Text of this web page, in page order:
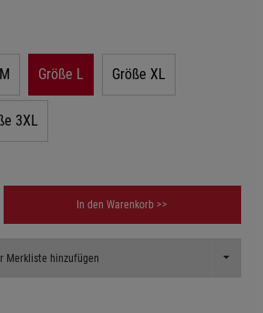
Größe L Größe XL
3XL
In den Warenkorb >>
Merkliste hinzufügen Toggle